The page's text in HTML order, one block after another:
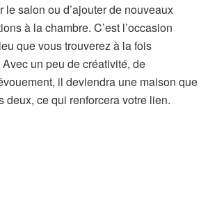
le salon ou d’ajouter de nouveaux
à la chambre. C’est l’occasion
que vous trouverez à la fois
un peu de créativité, de
il deviendra une maison que
deux, ce qui renforcera votre lien.